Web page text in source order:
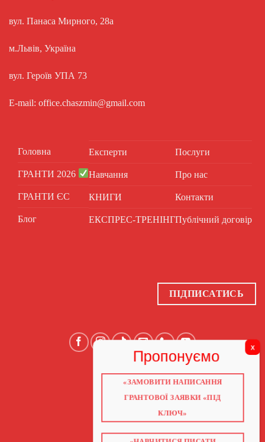
вул. Панаса Мирного, 28а
м.Львів, Україна
вул. Героїв УПА 73
E-mail: office.chaszmin@gmail.com
Головна
ГРАНТИ 2026
ГРАНТИ ЄС
Блог
Експерти
Навчання
КНИГИ
ЕКСПРЕС-ТРЕНІНГ
Послуги
Про нас
Контакти
Публічний договір
ПІДПИСАТИСЬ
ГОЛОВНА
ГРАНТИ 2026
НАВЧАННЯ
«ЗАМОВИТИ НАПИСАННЯ
ГРАНТОВОЇ ЗАЯВКИ «ПІД
КЛЮЧ»